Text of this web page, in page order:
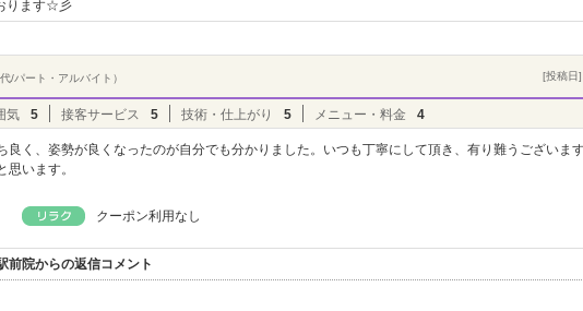
ります☆彡
/パート・アルバイト） [投稿日
気 5 接客サービス 5 技術・仕上がり 5 メニュー・料金 4
良く、姿勢が良くなったのが自分でも分かりました。いつも丁寧にして頂き、有り難うございま
思います。
クーポン利用なし
前院からの返信コメント